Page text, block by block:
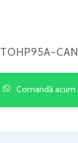
TOHP95A-CAN
Comandă acum